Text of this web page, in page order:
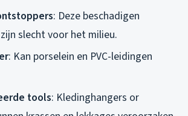
: Deze beschadigen
slecht voor het milieu.
: Kan porselein en PVC-leidingen
tools: Kledinghangers or